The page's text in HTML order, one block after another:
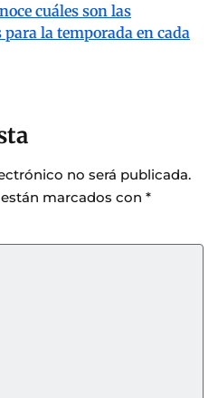
cuáles son las
la temporada en cada
no será publicada.
marcados con *